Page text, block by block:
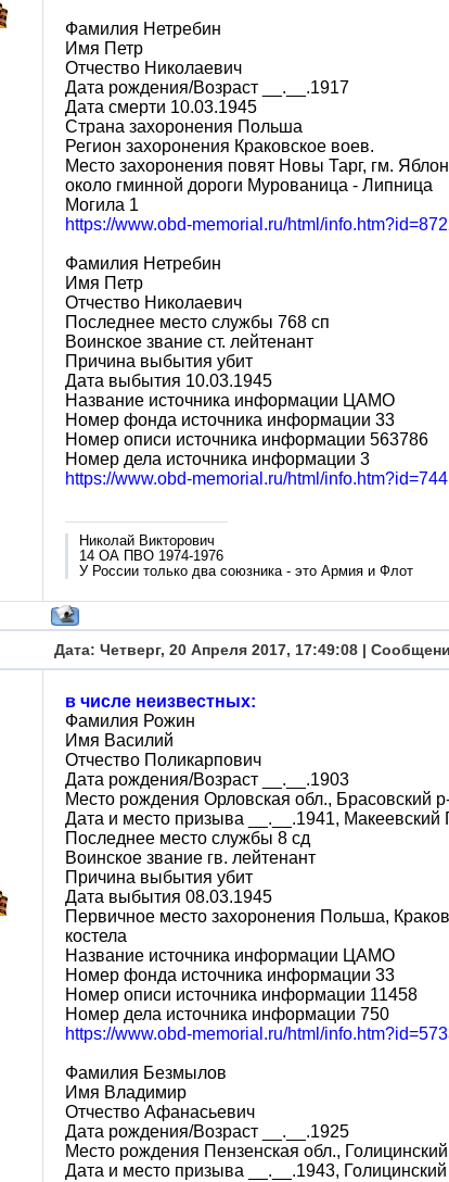
Фамилия Нетребин
Имя Петр
Отчество Николаевич
Дата рождения/Возраст __.__.1917
Дата смерти 10.03.1945
Страна захоронения Польша
Регион захоронения Краковское воев.
Место захоронения повят Новы Тарг, гм.
около гминной дороги Мурованица - Липница
Могила 1
https://www.obd-memorial.ru/html/
Фамилия Нетребин
Имя Петр
Отчество Николаевич
Последнее место службы 768 сп
Воинское звание ст. лейтенант
Причина выбытия убит
Дата выбытия 10.03.1945
Название источника информации ЦАМО
Номер фонда источника информации 33
Номер описи источника информации 563786
Номер дела источника информации 3
https://www.obd-memorial.ru/html/
Николай Викторович
14 ОА ПВО 1974-1976
У России только два союзника - это Армия и Флот
Дата: Четверг, 20 Апреля 2017, 17:49:08 |
в числе неизвестных:
Фамилия Рожин
Имя Василий
Отчество Поликарпович
Дата рождения/Возраст __.__.1903
Место рождения Орловская обл., Брасовский
Дата и место призыва __.__.1941, Макеевский
Последнее место службы 8 сд
Воинское звание гв. лейтенант
Причина выбытия убит
Дата выбытия 08.03.1945
Первичное место захоронения Польша,
костела
Название источника информации ЦАМО
Номер фонда источника информации 33
Номер описи источника информации 11458
Номер дела источника информации 750
https://www.obd-memorial.ru/html/
Фамилия Безмылов
Имя Владимир
Отчество Афанасьевич
Дата рождения/Возраст __.__.1925
Место рождения Пензенская обл.,
Дата и место призыва __.__.1943,